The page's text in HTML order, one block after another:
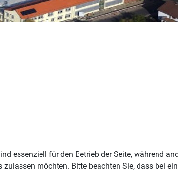
essenziell für den Betrieb der Seite, während
zulassen möchten. Bitte beachten Sie, dass bei